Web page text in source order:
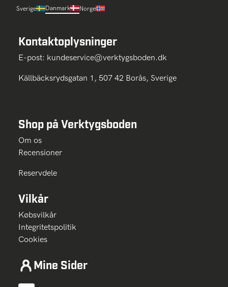
Sverige Danmark Norge
Kontaktoplysninger
E-post: kundeservice@verktygsboden.dk
Källbäcksrydsgatan 1, 507 42 Borås, Sverige
Shop på Verktygsboden
Om os
Recensioner
Reservdele
Vilkår
Købsvilkår
Integritetspolitik
Cookies
Mine Sider